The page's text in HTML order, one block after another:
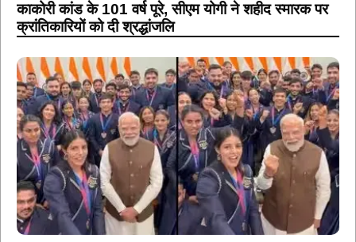
काकोरी कांड के 101 वर्ष पूरे, सीएम योगी ने शहीद स्मारक पर
क्रांतिकारियों को दी श्रद्धांजलि